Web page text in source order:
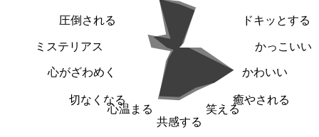
ドキッとする
かっこいい
かわいい
癒やされる
笑える
共感する
心温まる
切なくなる
心がざわめく
ミステリアス
圧倒される